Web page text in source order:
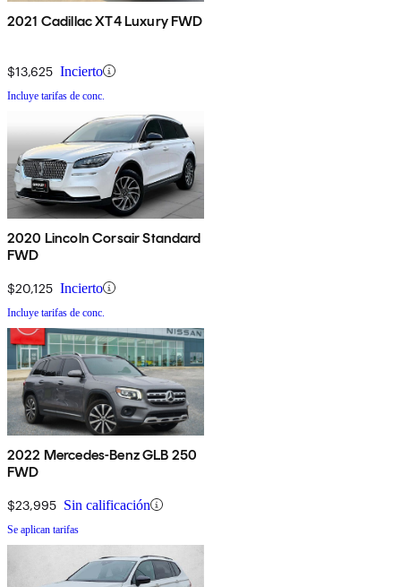
2021 Cadillac XT4 Luxury FWD
$13,625 Incierto
Incluye tarifas de conc.
2020 Lincoln Corsair Standard
FWD
$20,125 Incierto
Incluye tarifas de conc.
2022 Mercedes-Benz GLB 250
FWD
$23,995 Sin calificación
Se aplican tarifas